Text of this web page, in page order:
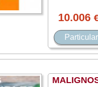
10.006
Particular